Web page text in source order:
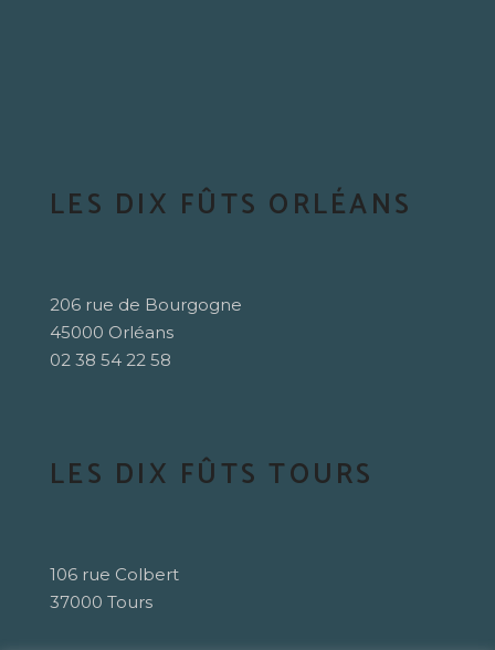
LES DIX FÛTS ORLÉANS
206 rue de Bourgogne
45000 Orléans
02 38 54 22 58
LES DIX FÛTS TOURS
106 rue Colbert
37000 Tours